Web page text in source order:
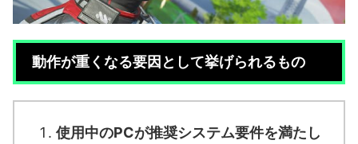
動作が重くなる要因として挙げられるもの
使用中のPCが推奨システム要件を満たし